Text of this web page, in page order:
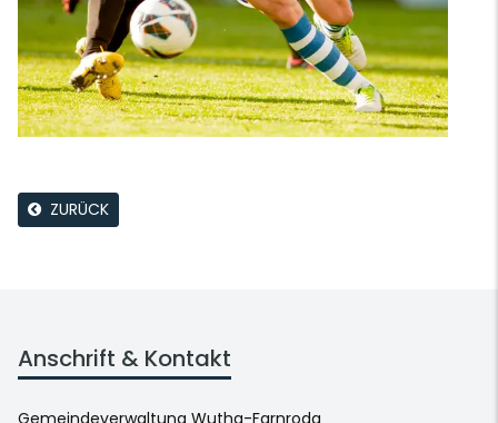
ZURÜCK
Anschrift & Kontakt